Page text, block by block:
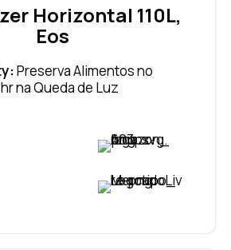
Horizontal 110L,
Eos
Preserva Alimentos no
na Queda de Luz